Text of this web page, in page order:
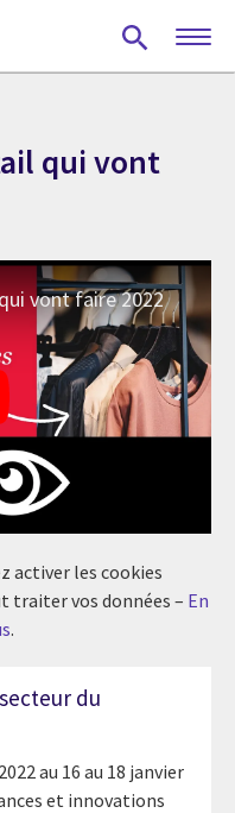
qui vont
vont faire 2022
activer les cookies
traiter vos données – En
.
du
au 16 au 18 janvier
et innovations